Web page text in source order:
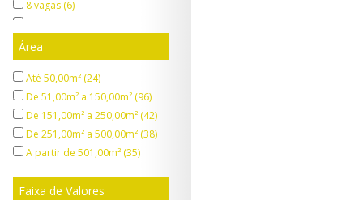
Jardim Carlos Cooper (2)
Jardim Casa Branca (3)
Jardim Chácara Méa (1)
Jardim Cintia (1)
Jardim Dayse (1)
Jardim Dora (2)
Jardim Elza (1)
Jardim Estela (1)
Jardim Europa (4)
Jardim Gardênia Azul (1)
8 vagas (6)
10 vagas (3)
18 vagas (1)
Área
Até 50,00m² (24)
De 51,00m² a 150,00m² (96)
De 151,00m² a 250,00m² (42)
De 251,00m² a 500,00m² (38)
A partir de 501,00m² (35)
Faixa de Valores